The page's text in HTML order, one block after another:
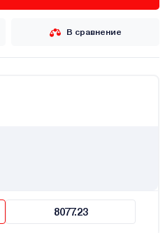
В сравнение
8077.23